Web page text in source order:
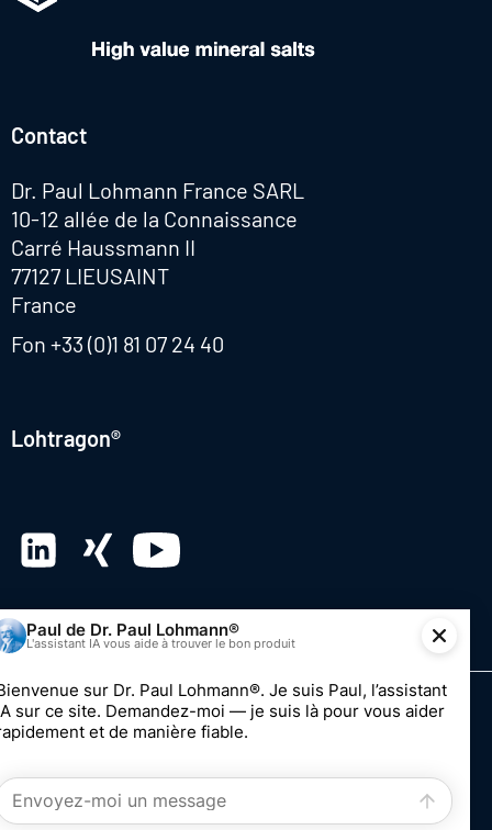
Contact
Dr. Paul Lohmann France SARL
10-12 allée de la Connaissance
Carré Haussmann II
77127 LIEUSAINT
France
Fon +33 (0)1 81 07 24 40
Lohtragon®
© 2026 Dr. Paul Lohmann GmbH & Co. KGaA
Impression
Vie privée
Système de dénonciation